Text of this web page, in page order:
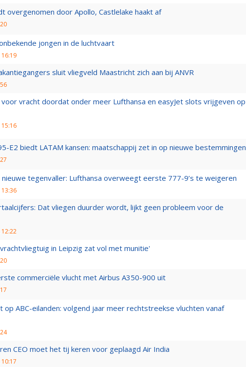
overgenomen door Apollo, Castlelake haakt af
jongen in de luchtvaart
16:19
sluit vliegveld Maastricht zich aan bij ANVR
vracht doordat onder meer Lufthansa en easyJet slots vrijgeven op
15:16
E2 biedt LATAM kansen: maatschappij zet in op nieuwe bestemmingen
tegenvaller: Lufthansa overweegt eerste 777-9’s te weigeren
13:36
Dat vliegen duurder wordt, lijkt geen probleem voor de
12:22
in Leipzig zat vol met munitie'
commerciële vlucht met Airbus A350-900 uit
op ABC-eilanden: volgend jaar meer rechtstreekse vluchten vanaf
CEO moet het tij keren voor geplaagd Air India